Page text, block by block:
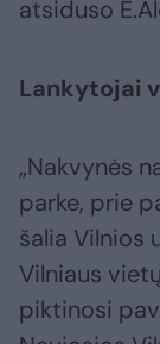
atsiduso
Lankytojai
„Nakvynės
parke, prie
šalia Vilnios
Vilniaus
piktinosi